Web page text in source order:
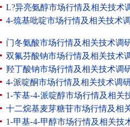
L?异亮氨醇市场行情及相关技术
4-巯基吡啶市场行情及相关技术
门冬氨酸市场行情及相关技术调
双氟芬酸钠市场行情及相关技术
羟丁酸钠市场行情及相关技术调
4-派啶酮市场行情及相关技术调
1-苄基-4-派啶醇市场行情及相关
十二烷基麦芽糖苷市场行情及相
1-甲基-4-甲醇市场行情及相关技